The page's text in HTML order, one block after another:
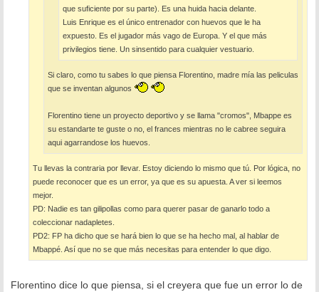
que suficiente por su parte). Es una huida hacia delante.
Luis Enrique es el único entrenador con huevos que le ha
expuesto. Es el jugador más vago de Europa. Y el que más
privilegios tiene. Un sinsentido para cualquier vestuario.
Si claro, como tu sabes lo que piensa Florentino, madre mía las peliculas
que se inventan algunos
Florentino tiene un proyecto deportivo y se llama "cromos", Mbappe es
su estandarte te guste o no, el frances mientras no le cabree seguira
aqui agarrandose los huevos.
Tu llevas la contraria por llevar. Estoy diciendo lo mismo que tú. Por lógica, no
puede reconocer que es un error, ya que es su apuesta. A ver si leemos
mejor.
PD: Nadie es tan gilipollas como para querer pasar de ganarlo todo a
coleccionar nadapletes.
PD2: FP ha dicho que se hará bien lo que se ha hecho mal, al hablar de
Mbappé. Así que no se que más necesitas para entender lo que digo.
Florentino dice lo que piensa, si el creyera que fue un error lo de